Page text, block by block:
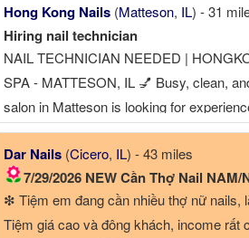
Hong Kong Nails (Matteson, IL) - 31
Hiring nail technician
NAIL TECHNICIAN NEEDED |
SPA - MATTESON, IL 💅 Busy, clean,
salon in Matteson is looking for
PEDI TECHS Add 4712 211th st
Phone ☎
Dar Nails (Cicero, IL) - 43 miles
7/29/2026 NEW Cần Thợ Nail NAM/NỮ!! Nail
❇ Tiệm em đang cần nhiều thợ nữ nails,
Tiệm giá cao và đông khách, income rất